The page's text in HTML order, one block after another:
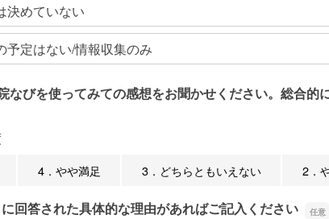
決めていない
予定はない/情報収集のみ
なびを使ってみての感想をお聞かせください。総合的
4．やや満足 3．どちらともいえない 2．
回答された具体的な理由があればご記入ください